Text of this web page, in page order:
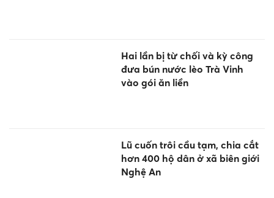
Hai lần bị từ chối và kỳ công
đưa bún nước lèo Trà Vinh
vào gói ăn liền
Lũ cuốn trôi cầu tạm, chia cắt
hơn 400 hộ dân ở xã biên giới
Nghệ An